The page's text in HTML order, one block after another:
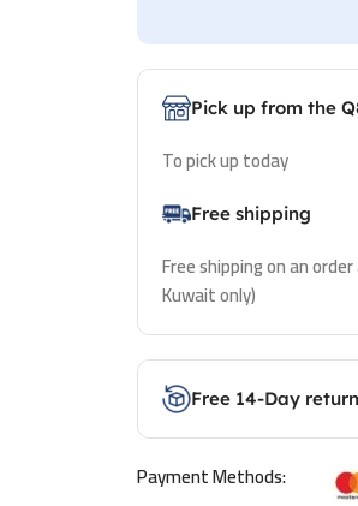
Pick up from the
To pick up today
Free shipping
Free shipping on an
Kuwait only)
Free 14-Day
Payment Methods: